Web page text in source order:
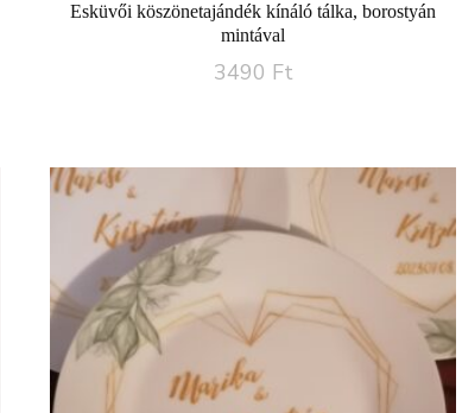
Esküvői köszönetajándék kínáló tálka, borostyán
mintával
3490 Ft